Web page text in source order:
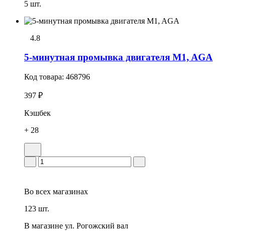
5 шт.
4.8
5-минутная промывка двигателя M1, AGA
Код товара: 468796
397 ₽
Кэшбек
+ 28
Во всех магазинах
123 шт.
В магазине ул. Рогожский вал